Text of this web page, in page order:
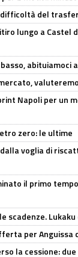
del
lungo a Castel
abituiamoci
Napoli per un
zero: le ultime
voglia di
il primo
scadenze.
per Anguissa
la cessione: